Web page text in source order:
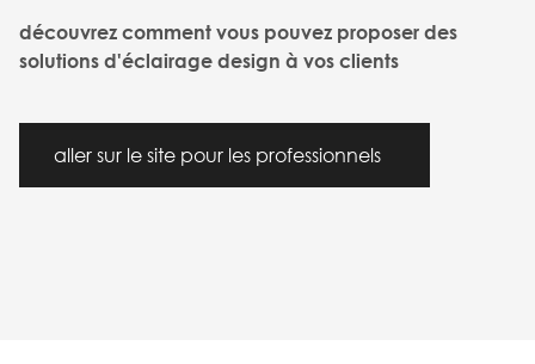
découvrez comment vous pouvez proposer des
solutions d'éclairage design à vos clients
aller sur le site pour les professionnels